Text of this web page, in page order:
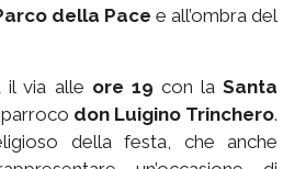
della Pace e all’ombra del
il via alle ore 19 con laSanta
parroco don Luigino Trinchero.
della festa, che anche